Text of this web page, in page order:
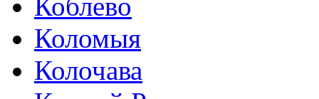
Коблево
Коломыя
Колочава